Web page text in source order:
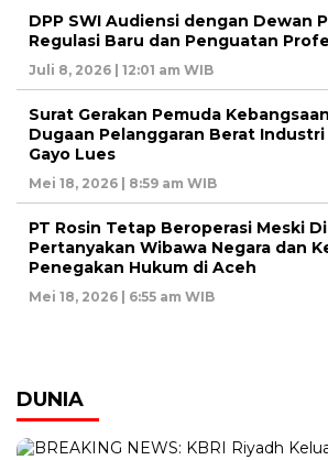
DPP SWI Audiensi dengan Dewan
Regulasi Baru dan Penguatan
Juli 8, 2026 | 12:01 am WIB
Surat Gerakan Pemuda
Dugaan Pelanggaran Berat
Gayo Lues
Mei 18, 2026 | 8:59 am WIB
PT Rosin Tetap Beroperasi Meski
Pertanyakan Wibawa Negara dan
Penegakan Hukum di Aceh
Mei 18, 2026 | 6:55 am WIB
DUNIA